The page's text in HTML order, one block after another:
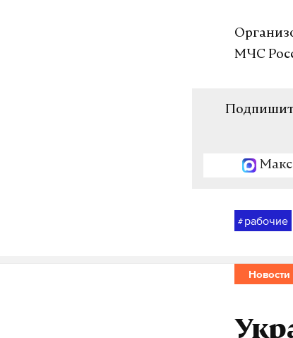
МЧС
Макс
# рабочие
Новости